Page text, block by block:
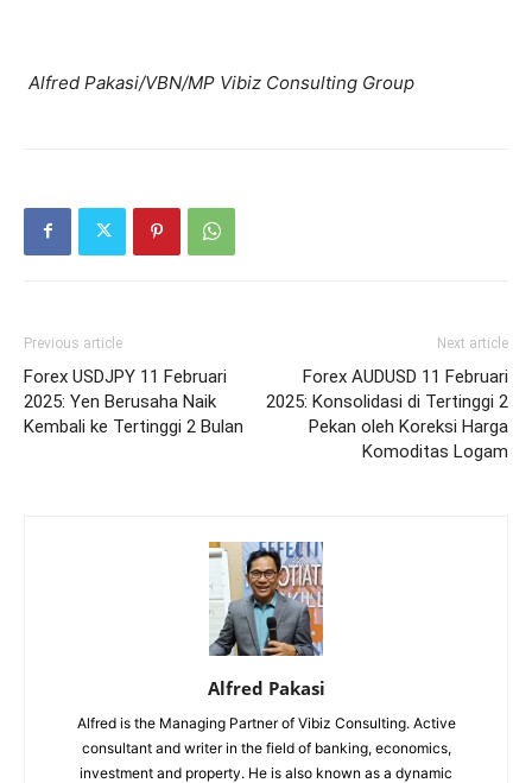
Alfred Pakasi/VBN/MP Vibiz Consulting Group
Previous article
Forex USDJPY 11 Februari
2025: Yen Berusaha Naik
Kembali ke Tertinggi 2 Bulan
Next article
Forex AUDUSD 11 Februari
2025: Konsolidasi di Tertinggi 2
Pekan oleh Koreksi Harga
Komoditas Logam
Alfred Pakasi
Alfred is the Managing Partner of Vibiz Consulting. Active
consultant and writer in the field of banking, economics,
investment and property. He is also known as a dynamic